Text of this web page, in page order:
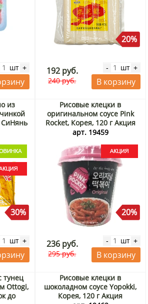
шт +
20%
192 руб.
240 руб.
- шт +
В корзину
из
СиНянь
Акция
30%
шт +
Рисовые клецки в
оригинальном соусе Pink
Rocket, Корея, 120 г Акция
арт. 19459
20%
236 руб.
295 руб.
- шт +
В корзину
тунец
Ottogi,
до
Рисовые клецки в
шоколадном соусе Yopokki,
Корея, 120 г Акция